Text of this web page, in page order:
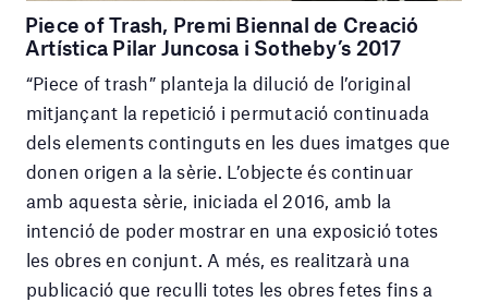
Piece of Trash, Premi Biennal de Creació
Artística Pilar Juncosa i Sotheby’s 2017
“Piece of trash” planteja la dilució de l’original
mitjançant la repetició i permutació continuada
dels elements continguts en les dues imatges que
donen origen a la sèrie. L’objecte és continuar
amb aquesta sèrie, iniciada el 2016, amb la
intenció de poder mostrar en una exposició totes
les obres en conjunt. A més, es realitzarà una
publicació que reculli totes les obres fetes fins a